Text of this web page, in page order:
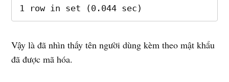
1 row in set (0.044 sec)
Vậy là đã nhìn thấy tên người dùng kèm theo mật khẩu
đã được mã hóa.